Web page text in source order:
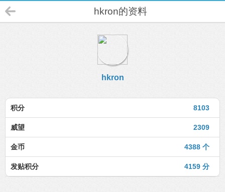
hkron的资料
hkron
8103
积分
2309
威望
4388 个
金币
4159 分
发贴积分